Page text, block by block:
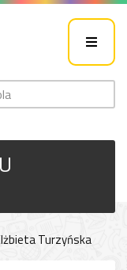
Turzyńska